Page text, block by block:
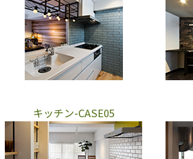
キッチン-CASE05